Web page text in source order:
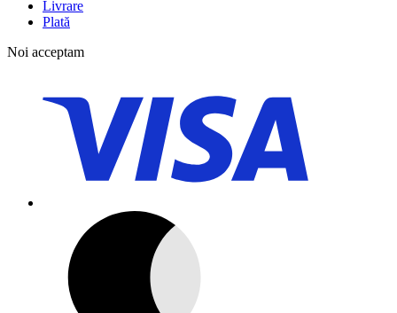
Livrare
Plată
Noi acceptam